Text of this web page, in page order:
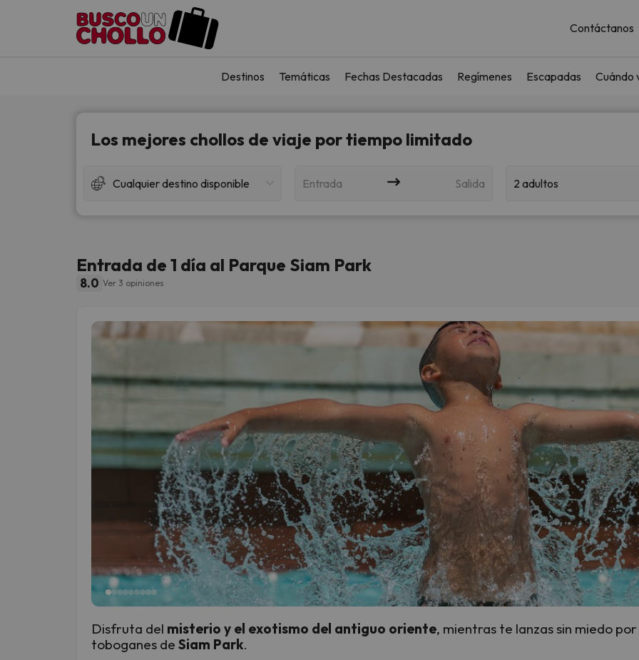
Contáctanos
Destinos Temáticas Fechas Destacadas Regímenes Escapadas Cuándo
Los mejores chollos de viaje por tiempo limitado
Cualquier destino disponible Entrada Salida 2 adultos
Entrada de 1 día al Parque Siam Park
8.0 Ver 3 opiniones
Disfruta del misterio y el exotismo del antiguo oriente, mientras te lanzas sin miedo
toboganes de Siam Park.